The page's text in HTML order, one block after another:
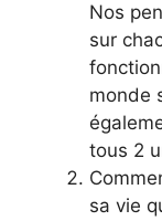
Nos
sur
monde
tous 2
sa vie